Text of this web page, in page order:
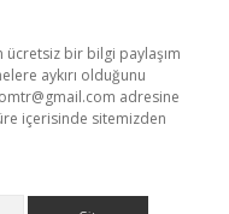
ücretsiz bir bilgi paylaşım
aykırı olduğunu
adresine
içerisinde sitemizden